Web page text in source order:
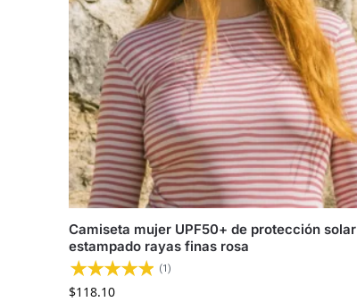
Camiseta mujer UPF50+ de protección solar
estampado rayas finas rosa
(1)
$118.10